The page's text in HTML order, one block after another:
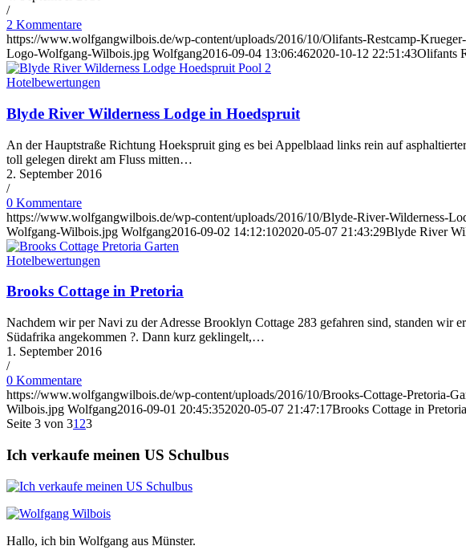
/
2 Kommentare
https://www.wolfgangwilbois.de/wp-content/uploads/2016/10/Olifants-Restcamp-
Logo-Wolfgang-Wilbois.jpg Wolfgang2016-09-04 13:06:462020-10-12 22:51:43Olifants
Hotelbewertungen
Blyde River Wilderness Lodge in Hoedspruit
An der Hauptstraße Richtung Hoekspruit ging es bei Appelblaad links rein auf
toll gelegen direkt am Fluss mitten…
2. September 2016
/
0 Kommentare
https://www.wolfgangwilbois.de/wp-content/uploads/2016/10/Blyde-River-Wilderness-
Wolfgang-Wilbois.jpg Wolfgang2016-09-02 14:12:102020-05-07 21:43:29Blyde River
Hotelbewertungen
Brooks Cottage in Pretoria
Nachdem wir per Navi zu der Adresse Brooklyn Cottage 283 gefahren sind, standen
Südafrika angekommen ?. Dann kurz geklingelt,…
1. September 2016
/
0 Kommentare
https://www.wolfgangwilbois.de/wp-content/uploads/2016/10/Brooks-Cottage-Pretoria-
Wilbois.jpg Wolfgang2016-09-01 20:45:352020-05-07 21:47:17Brooks Cottage in Pretoria
Seite 3 von 31 23
Ich verkaufe meinen US Schulbus
Hallo, ich bin Wolfgang aus Münster.